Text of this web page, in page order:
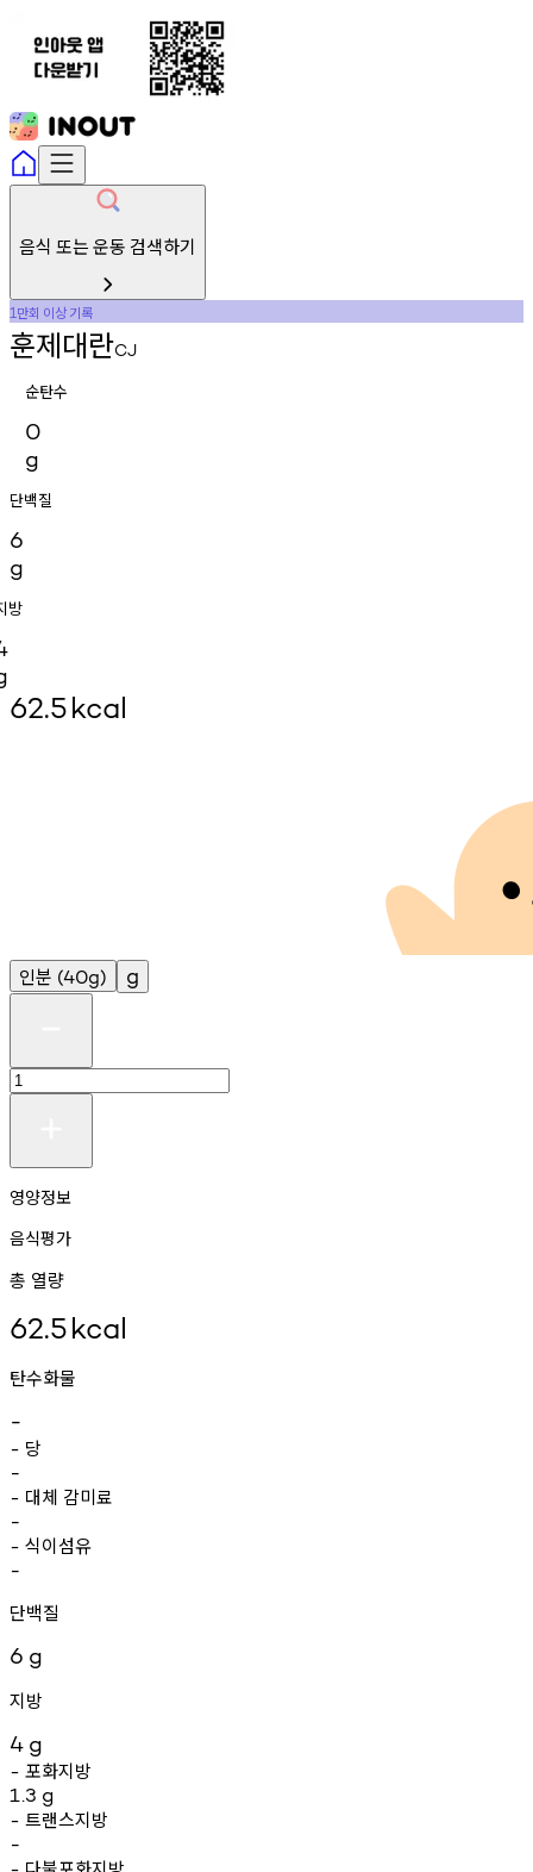
음식 또는 운동 검색하기
1만회 이상기록
훈제대란CJ
순탄수
0
g
단백질
6
g
방
62.5kcal
인분 (40g) g
영양정보
음식평가
총 열량
62.5kcal
탄수화물
-
- 당
-
- 대체 감미료
-
- 식이섬유
-
단백질
6 g
지방
4 g
- 포화지방
1.3 g
- 트랜스지방
-